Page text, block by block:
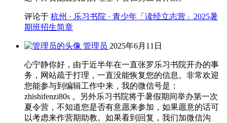
评论于 杭州 · 乐习书院 · 青少年「读经立志营」2025暑
期班招生简章
管理员 2025年6月11日
心宁静你好，由于近半年在一直张罗乐习书院开办的事
务，网站疏于打理，一直没能恢复您的信息。非常欢迎
您能参与到编辑工作中来，我的微信号是：
zhishifenzi80s 。另外乐习书院将于暑假期间举办第一次
夏令营，不知道您是否有意愿来参加，如果愿意的话可
以考虑来作营期助教。如果看到回复，我们加微信沟